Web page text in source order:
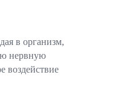
в организм,
нервную
воздействие